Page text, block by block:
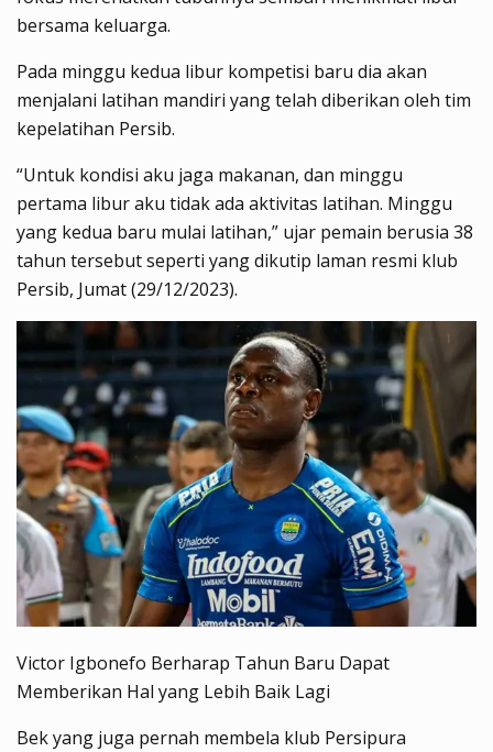
bersama keluarga.
Pada minggu kedua libur kompetisi baru dia akan
menjalani latihan mandiri yang telah diberikan oleh tim
kepelatihan Persib.
“Untuk kondisi aku jaga makanan, dan minggu
pertama libur aku tidak ada aktivitas latihan. Minggu
yang kedua baru mulai latihan,” ujar pemain berusia 38
tahun tersebut seperti yang dikutip laman resmi klub
Persib, Jumat (29/12/2023).
Victor Igbonefo Berharap Tahun Baru Dapat
Memberikan Hal yang Lebih Baik Lagi
Bek yang juga pernah membela klub Persipura